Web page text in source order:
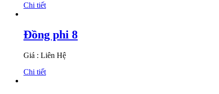
Chi tiết
Đồng phi 8
Giá : Liên Hệ
Chi tiết